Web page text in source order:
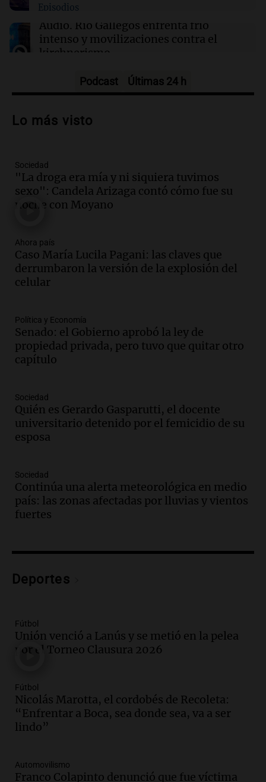
03:15 Recetas
Descubre los dulces más emblemáticos de las
Rías Baixas en Galicia
Episodios
Audio. Río Gallegos enfrenta frío
intenso y movilizaciones contra el
kirchnerismo
Audio.Debate en el Senado sobre
la soberanía digital en Argentina
Audio.
de semana helado y ciudadanos
marchan contra reforma de tierras
Panorama Federal
Audio.
El "Mono" de Kapanga
adelantó su show en Rosario.
Viva la Radio Rosario
Episodios
en suspenso a hombre por simular robo
de recaudación en San Luis
Panorama Federal
Episodios
ayuda por problemas de fertilidad y la
ostentación de millonarios
Amamos Argentina
Episodios
avanza con testimonios clave sobre el
accidente en Villa Dolores
Panorama Federal
tributo todos los jueves
Episodios
sea, va a ser lindo”
La Cadena del Gol
Episodios
en ludopatía: “Tener el casino en la
mano es muy peligroso”
La Argentina, hoy
Episodios
sobre los parques educativos
Podcast Últimas 24 h
Lo más visto
Sociedad
"La droga era mía y ni siquiera tuvimos
sexo": Candela Arizaga contó cómo fue su
noche con Moyano
Ahora país
Caso María Lucila Pagani: las claves que
derrumbaron la versión de la explosión del
celular
Política y Economía
Senado: el Gobierno aprobó la ley de
propiedad privada, pero tuvo que quitar otro
capítulo
Sociedad
Quién es Gerardo Gasparutti, el docente
universitario detenido por el femicidio de su
esposa
Sociedad
Continúa una alerta meteorológica en medio
país: las zonas afectadas por lluvias y vientos
fuertes
Deportes
Fútbol
Unión venció a Lanús y se metió en la pelea
por el Torneo Clausura 2026
Fútbol
Nicolás Marotta, el cordobés de Recoleta:
“Enfrentar a Boca, sea donde sea, va a ser
lindo”
Automovilismo
Franco Colapinto denunció que fue víctima